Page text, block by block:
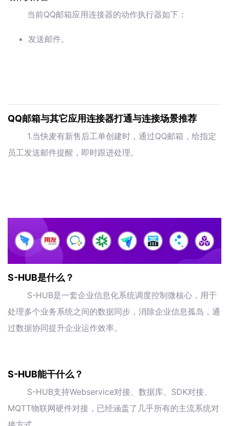
当前QQ邮箱应用连接器的动作执行器如下：
发送邮件。
QQ邮箱与其它应用连接器打通与连接场景推荐
1.当快麦有新售后工单创建时，通过QQ邮箱，给指定
员工发送邮件提醒，即时跟进处理。
S-HUB是什么？
S-HUB是一套企业信息化系统调度控制微核心，用于
处理多个业务系统之间的数据同步，消除企业信息孤岛，通
过数据协同提升企业运作效率。
S-HUB能干什么？
S-HUB支持Webservice对接、数据库、SDK对接、
MQTT物联网硬件对接，已经涵盖了几乎所有的主流系统对